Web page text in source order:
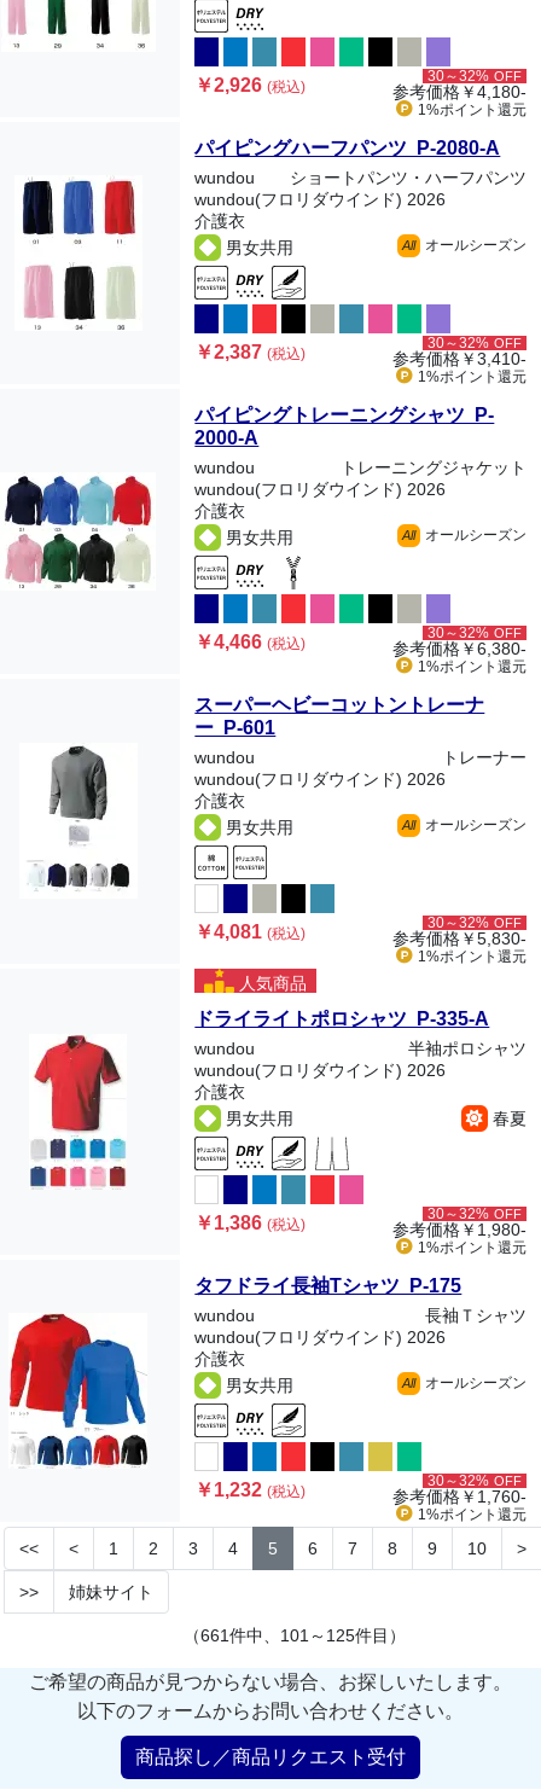
￥2,926(税込)
30～32% OFF
参考価格￥4,180-
1%ポイント 還元
パイピングハーフパンツ P-2080-A
wundou
ショートパンツ・ハーフパンツ
wundou(フロリダウインド) 2026
介護衣
男女共用
All オールシーズン
￥2,387(税込)
30～32% OFF
参考価格￥3,410-
1%ポイント 還元
パイピングトレーニングシャツ P-
2000-A
wundou
トレーニングジャケット
wundou(フロリダウインド) 2026
介護衣
男女共用
All オールシーズン
￥4,466(税込)
30～32% OFF
参考価格￥6,380-
1%ポイント 還元
スーパーヘビーコットントレーナ
ー P-601
wundou
トレーナー
wundou(フロリダウインド) 2026
介護衣
男女共用
All オールシーズン
￥4,081(税込)
30～32% OFF
参考価格￥5,830-
1%ポイント 還元
人気商品
ドライライトポロシャツ P-335-A
wundou
半袖ポロシャツ
wundou(フロリダウインド) 2026
介護衣
男女共用
春夏
￥1,386(税込)
30～32% OFF
参考価格￥1,980-
1%ポイント 還元
タフドライ長袖Tシャツ P-175
wundou
長袖Ｔシャツ
wundou(フロリダウインド) 2026
介護衣
男女共用
All オールシーズン
￥1,232(税込)
30～32% OFF
参考価格￥1,760-
1%ポイント 還元
<< < 1 2 3 4 5 6 7 8 9 10 >
>> 姉妹サイト
（661件中、101～125件目）
ご希望の商品が見つからない場合、お探しいたします。
以下のフォームからお問い合わせください。
商品探し／商品リクエスト受付